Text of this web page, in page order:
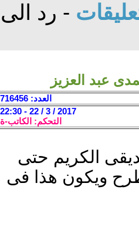
العدد: 716456
2017 / 3 / 22 - 22:30
التحكم: الكاتب-ة
الكريم حتى
ويكون هذا فى